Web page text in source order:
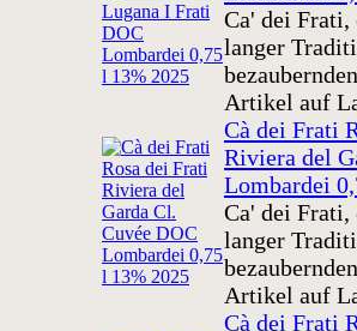
Ca' dei
langer
Artikel auf
Cà dei Frati
Riviera del
Lombardei
Ca' dei
langer
Artikel auf
Cà dei Frati